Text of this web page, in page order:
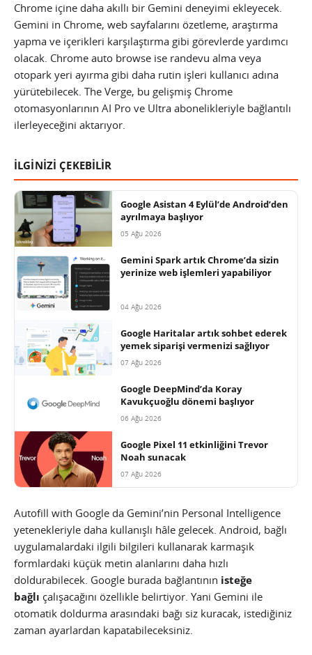
Chrome içine daha akıllı bir Gemini deneyimi ekleyecek.
Gemini in Chrome, web sayfalarını özetleme, araştırma
yapma ve içerikleri karşılaştırma gibi görevlerde yardımcı
olacak. Chrome auto browse ise randevu alma veya
otopark yeri ayırma gibi daha rutin işleri kullanıcı adına
yürütebilecek. The Verge, bu gelişmiş Chrome
otomasyonlarının AI Pro ve Ultra abonelikleriyle bağlantılı
ilerleyeceğini aktarıyor.
İLGİNİZİ ÇEKEBİLİR
Google Asistan 4 Eylül’de Android’den
ayrılmaya başlıyor
05 Ağu 2026
Gemini Spark artık Chrome’da sizin
yerinize web işlemleri yapabiliyor
04 Ağu 2026
Google Haritalar artık sohbet ederek
yemek siparişi vermenizi sağlıyor
07 Ağu 2026
Google DeepMind’da Koray
Kavukçuoğlu dönemi başlıyor
06 Ağu 2026
Google Pixel 11 etkinliğini Trevor
Noah sunacak
07 Ağu 2026
Autofill with Google da Gemini’nin Personal Intelligence
yetenekleriyle daha kullanışlı hâle gelecek. Android, bağlı
uygulamalardaki ilgili bilgileri kullanarak karmaşık
formlardaki küçük metin alanlarını daha hızlı
doldurabilecek. Google burada bağlantının isteğe
bağlı çalışacağını özellikle belirtiyor. Yani Gemini ile
otomatik doldurma arasındaki bağı siz kuracak, istediğiniz
zaman ayarlardan kapatabileceksiniz.